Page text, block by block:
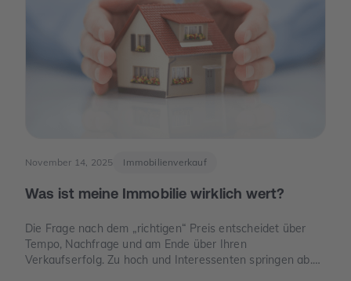
November 14, 2025 Immobilienverkauf
Was ist meine Immobilie wirklich wert?
Die Frage nach dem „richtigen“ Preis entscheidet über
Tempo, Nachfrage und am Ende über Ihren
Verkaufserfolg. Zu hoch und Interessenten springen ab.